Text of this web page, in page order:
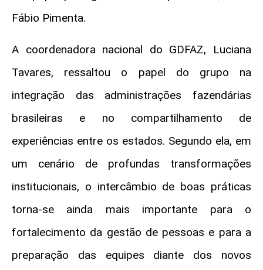
Fábio Pimenta.
A coordenadora nacional do GDFAZ, Luciana
Tavares, ressaltou o papel do grupo na
integração das administrações fazendárias
brasileiras e no compartilhamento de
experiências entre os estados. Segundo ela, em
um cenário de profundas transformações
institucionais, o intercâmbio de boas práticas
torna-se ainda mais importante para o
fortalecimento da gestão de pessoas e para a
preparação das equipes diante dos novos